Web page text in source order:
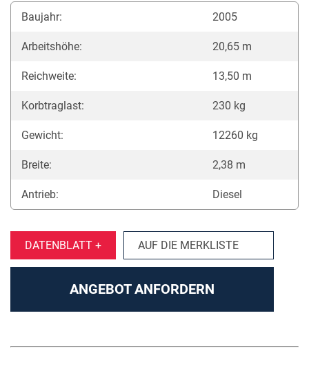
Baujahr: 2005
Arbeitshöhe: 20,65 m
Reichweite: 13,50 m
Korbtraglast: 230 kg
Gewicht: 12260 kg
Breite: 2,38 m
Antrieb: Diesel
DATENBLATT + AUF DIE MERKLISTE
ANGEBOT ANFORDERN